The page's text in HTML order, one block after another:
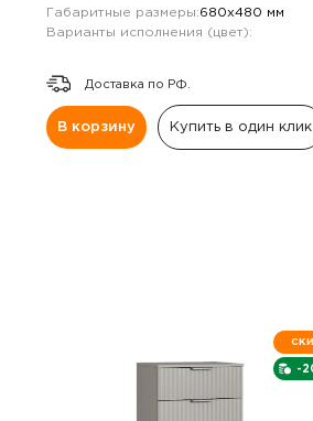
Габаритные размеры:680х480 мм
Варианты исполнения (цвет):
Доставка по РФ.
В корзину Купить в один клик
-